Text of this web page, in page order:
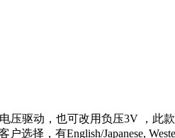
压驱动，也可改用负压3V ，此
选择，有English/Japanese,